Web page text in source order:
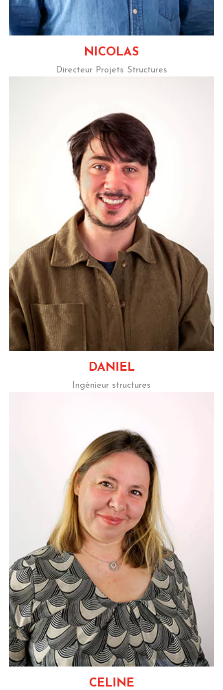
NICOLAS
Directeur Projets Structures
DANIEL
Ingénieur structures
CELINE